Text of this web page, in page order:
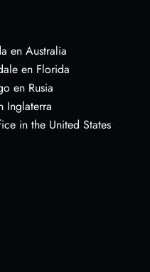
en Australia
en Florida
en Rusia
Inglaterra
in the United States